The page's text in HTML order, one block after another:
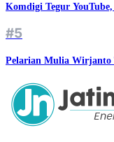
Komdigi Tegur
#5
Pelarian Mulia Wirjanto